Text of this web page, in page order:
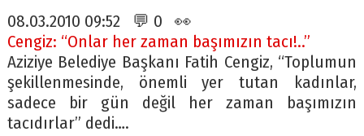
08.03.2010 09:52 💬 0 👀
Cengiz: “Onlar her zaman başımızın tacı!..”
Aziziye Belediye Başkanı Fatih Cengiz, “Toplumun
şekillenmesinde, önemli yer tutan kadınlar,
sadece bir gün değil her zaman başımızın
tacıdırlar” dedi….